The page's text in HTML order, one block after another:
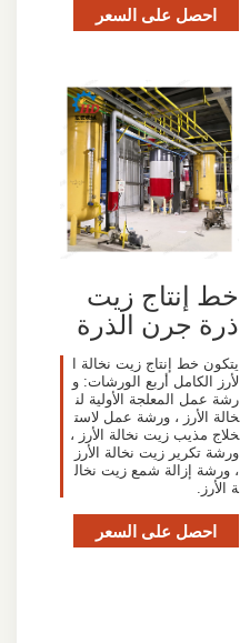
احصل على السعر
خط إنتاج زيت
ذرة جرن الذرة
يتكون خط إنتاج زيت نخالة ا
لأرز الكامل أربع الورشات: و
رشة عمل المعلجة الأولية لن
خالة الأرز ، ورشة عمل لاست
خلاج مذيب زيت نخالة الأرز ،
ورشة تكرير زيت نخالة الأرز
، ورشة إزالة شمع زيت نخال
ة الأرز.
احصل على السعر